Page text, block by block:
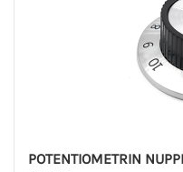
POTENTIOMETRIN